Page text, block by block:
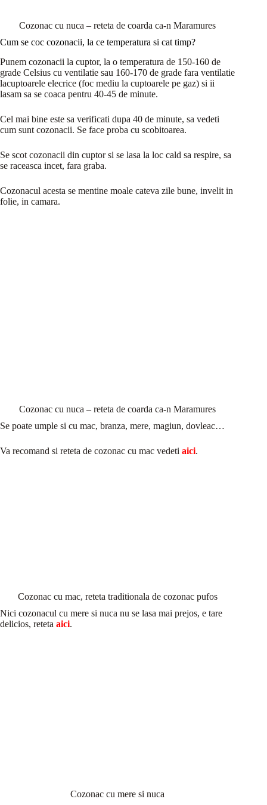
Cozonac cu nuca – reteta de coarda ca-n Maramures
Cum se coc cozonacii, la ce temperatura si cat timp?
Punem cozonacii la cuptor, la o temperatura de 150-160 de
grade Celsius cu ventilatie sau 160-170 de grade fara ventilatie
lacuptoarele elecrice (foc mediu la cuptoarele pe gaz) si ii
lasam sa se coaca pentru 40-45 de minute.
Cel mai bine este sa verificati dupa 40 de minute, sa vedeti
cum sunt cozonacii. Se face proba cu scobitoarea.
Se scot cozonacii din cuptor si se lasa la loc cald sa respire, sa
se raceasca incet, fara graba.
Cozonacul acesta se mentine moale cateva zile bune, invelit in
folie, in camara.
Cozonac cu nuca – reteta de coarda ca-n Maramures
Se poate umple si cu mac, branza, mere, magiun, dovleac…
Va recomand si reteta de cozonac cu mac vedeti aici.
Cozonac cu mac, reteta traditionala de cozonac pufos
Nici cozonacul cu mere si nuca nu se lasa mai prejos, e tare
delicios, reteta aici.
Cozonac cu mere si nuca